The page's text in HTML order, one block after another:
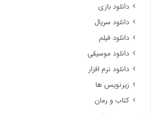
دانلود بازی
دانلود سریال
دانلود فیلم
دانلود موسیقی
دانلود نرم افزار
زیرنویس ها
کتاب و رمان